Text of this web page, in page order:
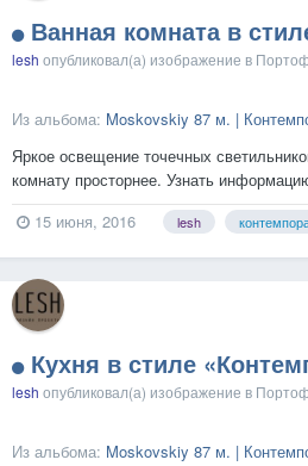
Ванная комната в
lesh опубликовал(а) изображение в
Из альбома: Moskovskiy 87 м. |
Яркое освещение точечных
комнату просторнее. Узнать
как он выглядит и кому подойдет
15 июня, 2016
lesh
Кухня в стиле
lesh опубликовал(а) изображение в
Из альбома: Moskovskiy 87 м. |